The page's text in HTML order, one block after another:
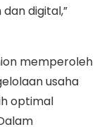
digital,”
memperoleh
usaha
optimal